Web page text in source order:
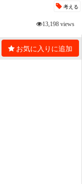
考える
13,198 views
お気に入りに追加